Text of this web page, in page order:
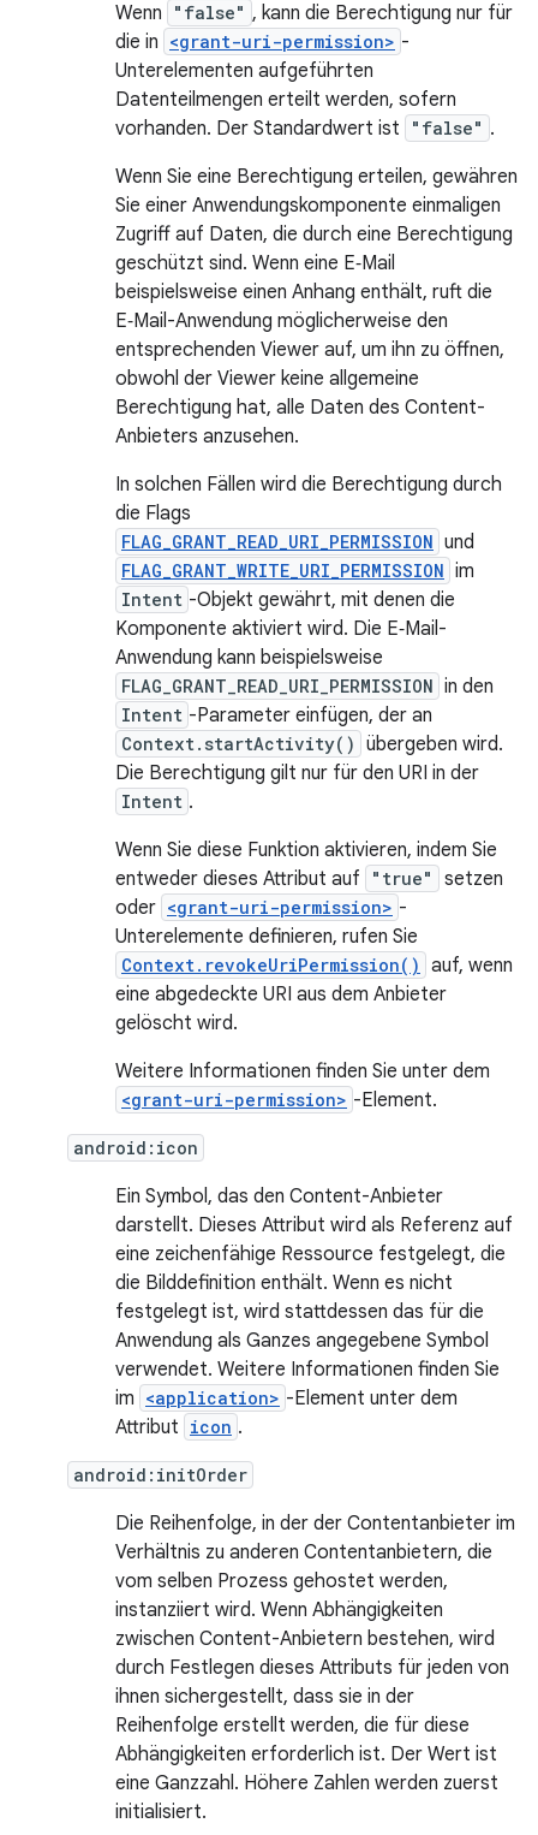
Wenn
"false" , kann die Berechtigung nur für
die in <grant-uri-permission> -
Unterelementen aufgeführten
Datenteilmengen erteilt werden, sofern
vorhanden. Der Standardwert ist
"false" .
Wenn Sie eine Berechtigung erteilen, gewähren
Sie einer Anwendungskomponente einmaligen
Zugriff auf Daten, die durch eine Berechtigung
geschützt sind. Wenn eine E‑Mail
beispielsweise einen Anhang enthält, ruft die
E‑Mail-Anwendung möglicherweise den
entsprechenden Viewer auf, um ihn zu öffnen,
obwohl der Viewer keine allgemeine
Berechtigung hat, alle Daten des Content-
Anbieters anzusehen.
In solchen Fällen wird die Berechtigung durch
die Flags
FLAG_GRANT_READ_URI_PERMISSION und
FLAG_GRANT_WRITE_URI_PERMISSION im
Intent -Objekt gewährt, mit denen die
Komponente aktiviert wird. Die E‑Mail-
Anwendung kann beispielsweise
FLAG_GRANT_READ_URI_PERMISSION in den
Intent -Parameter einfügen, der an
Context.startActivity() übergeben wird.
Die Berechtigung gilt nur für den URI in der
Intent .
Wenn Sie diese Funktion aktivieren, indem Sie
entweder dieses Attribut auf
"true"
setzen
oder <grant-uri-permission> -
Unterelemente definieren, rufen Sie
Context.revokeUriPermission() auf, wenn
eine abgedeckte URI aus dem Anbieter
gelöscht wird.
Weitere Informationen finden Sie unter dem
<grant-uri-permission> -Element.
android:icon
Ein Symbol, das den Content-Anbieter
darstellt. Dieses Attribut wird als Referenz auf
eine zeichenfähige Ressource festgelegt, die
die Bilddefinition enthält. Wenn es nicht
festgelegt ist, wird stattdessen das für die
Anwendung als Ganzes angegebene Symbol
verwendet. Weitere Informationen finden Sie
im <application> -Element unter dem
Attribut icon .
android:initOrder
Die Reihenfolge, in der der Contentanbieter im
Verhältnis zu anderen Contentanbietern, die
vom selben Prozess gehostet werden,
instanziiert wird. Wenn Abhängigkeiten
zwischen Content-Anbietern bestehen, wird
durch Festlegen dieses Attributs für jeden von
ihnen sichergestellt, dass sie in der
Reihenfolge erstellt werden, die für diese
Abhängigkeiten erforderlich ist. Der Wert ist
eine Ganzzahl. Höhere Zahlen werden zuerst
initialisiert.